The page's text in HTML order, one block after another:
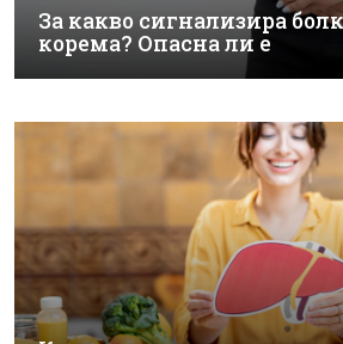
За какво сигнализира
корема? Опасна ли е